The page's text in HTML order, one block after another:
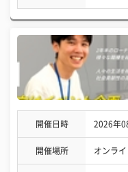
開催日時 2026年
開催場所 オンラ